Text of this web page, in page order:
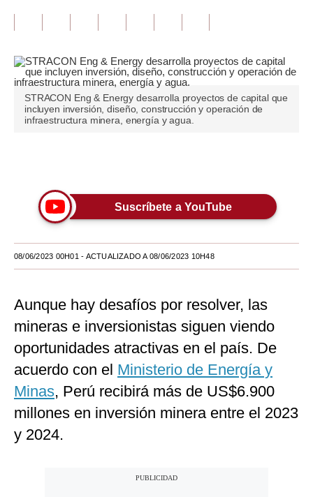
Pregunta de hoy
Blogs
Tendencias
Moda
Mundo
México
España
Internacional
Tecnología
Club del Suscriptor
STRACON Eng & Energy desarrolla proyectos de capital que
incluyen inversión, diseño, construcción y operación de
infraestructura minera, energía y agua.
Suscríbete a YouTube
08/06/2023 00H01 - ACTUALIZADO A 08/06/2023 10H48
Aunque hay desafíos por resolver, las
mineras e inversionistas siguen viendo
oportunidades atractivas en el país. De
acuerdo con el Ministerio de Energía y
Minas, Perú recibirá más de US$6.900
millones en inversión minera entre el 2023
y 2024.